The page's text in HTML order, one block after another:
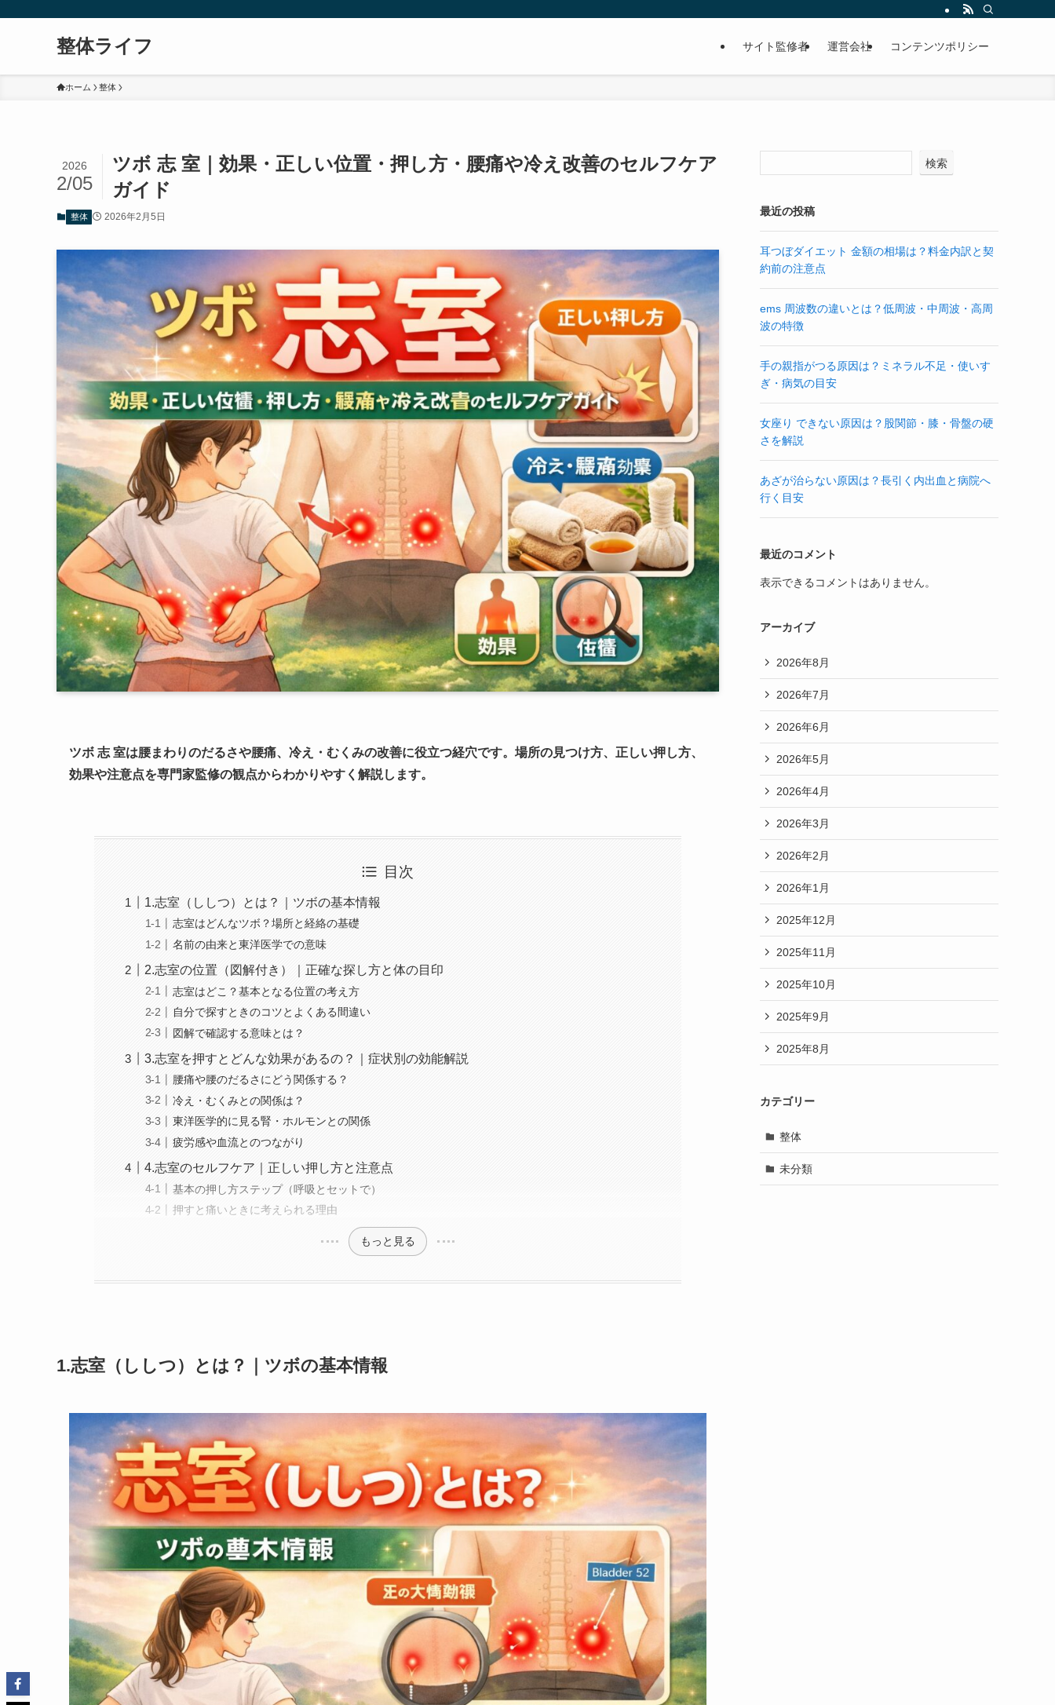
整体ライフ サイト監修者 運営会社 コンテンツポリシー
ホーム 整体
ツボ 志 室｜効果・正しい位置・押し方・腰痛や冷え改善のセルフケア
ガイド
2026
2/05
整体 2026年2月5日
ツボ 志 室は腰まわりのだるさや腰痛、冷え・むくみの改善に役立つ経穴です。場所の見つけ方、正しい押し方、
効果や注意点を専門家監修の観点からわかりやすく解説します。
目次
1.志室（ししつ）とは？｜ツボの基本情報
志室はどんなツボ？場所と経絡の基礎
名前の由来と東洋医学での意味
2.志室の位置（図解付き）｜正確な探し方と体の目印
志室はどこ？基本となる位置の考え方
自分で探すときのコツとよくある間違い
図解で確認する意味とは？
3.志室を押すとどんな効果があるの？｜症状別の効能解説
腰痛や腰のだるさにどう関係する？
冷え・むくみとの関係は？
東洋医学的に見る腎・ホルモンとの関係
疲労感や血流とのつながり
4.志室のセルフケア｜正しい押し方と注意点
基本の押し方ステップ（呼吸とセットで）
押すと痛いときに考えられる理由
もっと見る
1.志室（ししつ）とは？｜ツボの基本情報
検索
最近の投稿
耳つぼダイエット 金額の相場は？料金内訳と契
約前の注意点
ems 周波数の違いとは？低周波・中周波・高周
波の特徴
手の親指がつる原因は？ミネラル不足・使いす
ぎ・病気の目安
女座り できない原因は？股関節・膝・骨盤の硬
さを解説
あざが治らない原因は？長引く内出血と病院へ
行く目安
最近のコメント
表示できるコメントはありません。
アーカイブ
2026年8月
2026年7月
2026年6月
2026年5月
2026年4月
2026年3月
2026年2月
2026年1月
2025年12月
2025年11月
2025年10月
2025年9月
2025年8月
カテゴリー
整体
未分類